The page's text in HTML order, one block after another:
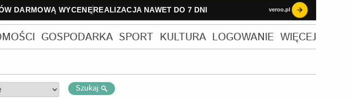
GOSPODARKA SPORT KULTURA LOGOWANIE WIĘCEJ
Szukaj